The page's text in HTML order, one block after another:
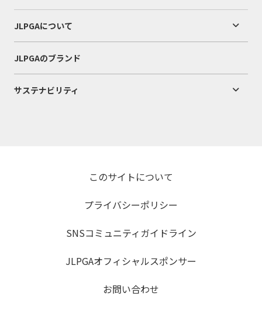
JLPGAについて
JLPGAのブランド
サステナビリティ
このサイトについて
プライバシーポリシー
SNSコミュニティガイドライン
JLPGAオフィシャルスポンサー
お問い合わせ